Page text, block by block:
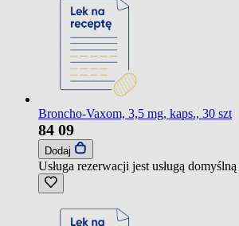
Broncho-Vaxom, 3,5 mg, kaps., 30 szt
84 09
Dodaj
Usługa rezerwacji jest usługą domyślną